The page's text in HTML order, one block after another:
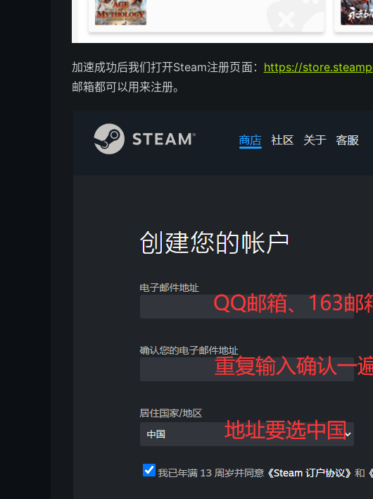
加速成功后我们打开Steam注册页面： https://
邮箱都可以用来注册。